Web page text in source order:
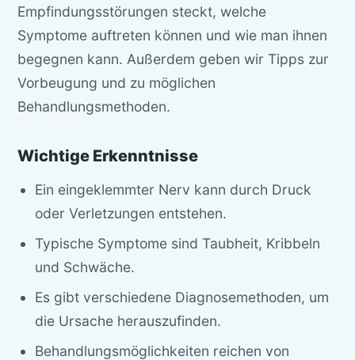
Empfindungsstörungen steckt, welche
Symptome auftreten können und wie man ihnen
begegnen kann. Außerdem geben wir Tipps zur
Vorbeugung und zu möglichen
Behandlungsmethoden.
Wichtige Erkenntnisse
Ein eingeklemmter Nerv kann durch Druck
oder Verletzungen entstehen.
Typische Symptome sind Taubheit, Kribbeln
und Schwäche.
Es gibt verschiedene Diagnosemethoden, um
die Ursache herauszufinden.
Behandlungsmöglichkeiten reichen von